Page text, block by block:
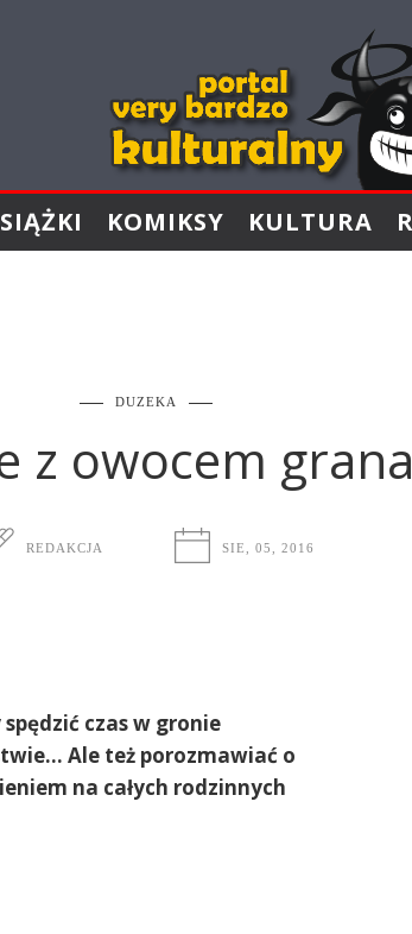
KOMIKSY KULTURA
DUZEKA
z owocem
REDAKCJA SIE, 05, 2016
czas w gronie
Ale też porozmawiać o
na całych rodzinnych